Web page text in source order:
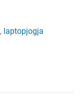
, laptopjogja